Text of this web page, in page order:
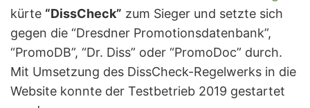
kürte “DissCheck” zum Sieger und setzte sich
gegen die “Dresdner Promotionsdatenbank”,
“PromoDB”, “Dr. Diss” oder “PromoDoc” durch.
Mit Umsetzung des DissCheck-Regelwerks in die
Website konnte der Testbetrieb 2019 gestartet